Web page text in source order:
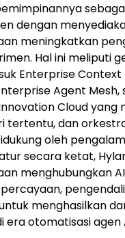
dengan
meningkatkan
Hal ini meliputi
Enterprise Context
Agent
Cloud
tertentu, dan
oleh
secara ketat,
menghubungkan
menghasilkan
otomatisasi agen